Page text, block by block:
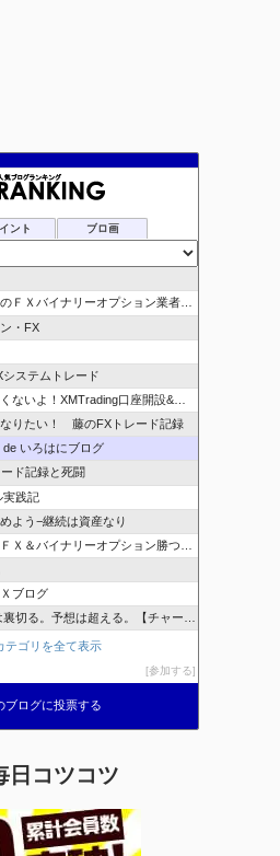
ント ブロ画
Ｘバイナリーオプション業者比較.com
・FX
システムトレード
いよ！XMTrading口座開設&攻略ブログ
りたい！ 藤のFXトレード記録
de いろはにブログ
ド記録と死闘
実践記
よう−継続は資産なり
＆バイナリーオプション勝つための
ブログ
る。予想は超える。【チャート学びブログ】
テゴリを全て表示
参加する
ブログに投票する
日コツコツ